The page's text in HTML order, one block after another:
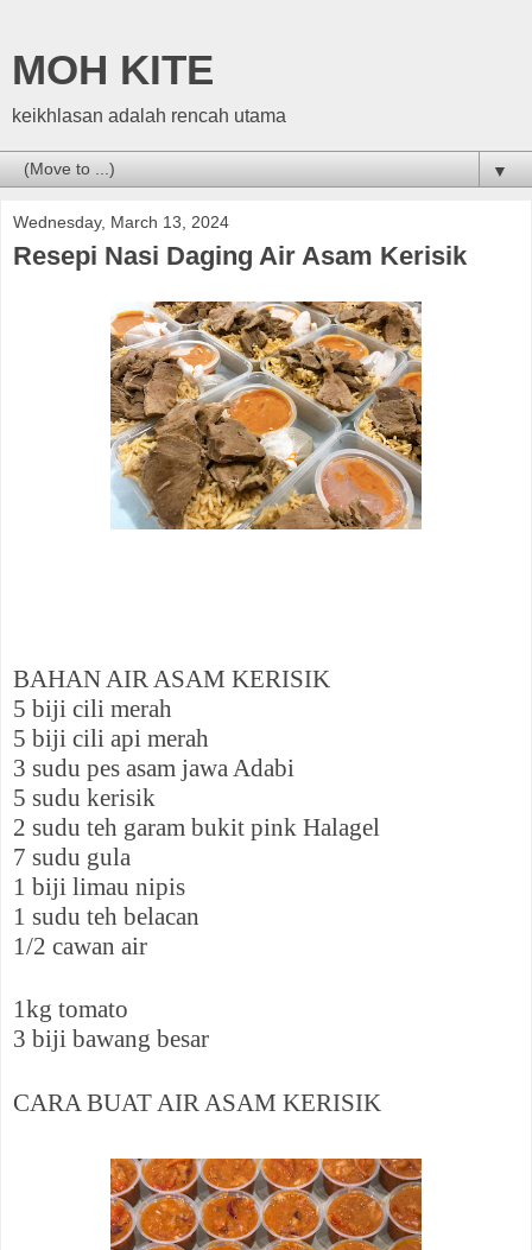
MOH KITE
keikhlasan adalah rencah utama
▼
Wednesday, March 13, 2024
Resepi Nasi Daging Air Asam Kerisik
BAHAN AIR ASAM KERISIK
5 biji cili merah
5 biji cili api merah
3 sudu pes asam jawa Adabi
5 sudu kerisik
2 sudu teh garam bukit pink Halagel
7 sudu gula
1 biji limau nipis
1 sudu teh belacan
1/2 cawan air
1kg tomato
3 biji bawang besar
CARA BUAT AIR ASAM KERISIK